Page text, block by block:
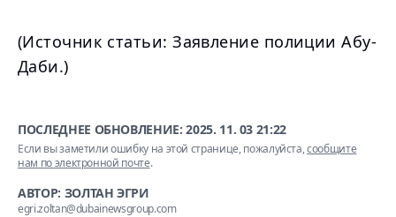
(Источник статьи: Заявление полиции Абу-
Даби.)
ПОСЛЕДНЕЕ ОБНОВЛЕНИЕ:2025. 11. 03 21:22
Если вы заметили ошибку на этой странице, пожалуйста,сообщите
нам по электронной почте.
АВТОР: ЗОЛТАН ЭГРИ
egri.zoltan@dubainewsgroup.com